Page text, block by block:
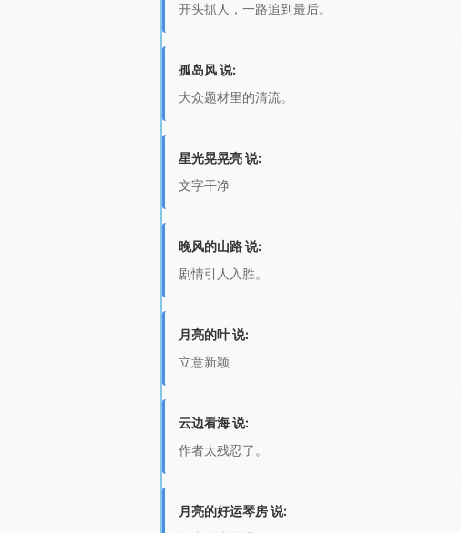
开头抓人，一路追到最后。
孤岛风 说:
大众题材里的清流。
星光晃晃亮 说:
文字干净
晚风的山路 说:
剧情引人入胜。
月亮的叶 说:
立意新颖
云边看海 说:
作者太残忍了。
月亮的好运琴房 说: